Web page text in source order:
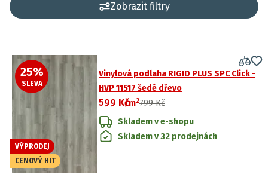
Zobrazit filtry
25%
SLEVA
VÝPRODEJ
CENOVÝ HIT
Vinylová podlaha RIGID PLUS SPC Click -
HVP 11517 šedé dřevo
599 Kč
/m2799 Kč
Skladem v e-shopu
Skladem v 32 prodejnách